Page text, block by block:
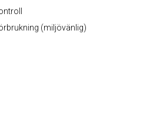
(miljövänlig)